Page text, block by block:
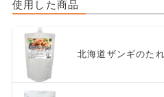
使用した商品
北海道ザンギのた